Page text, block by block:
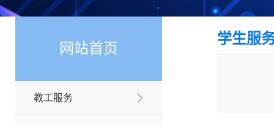
网站首页
教工服务
学生服